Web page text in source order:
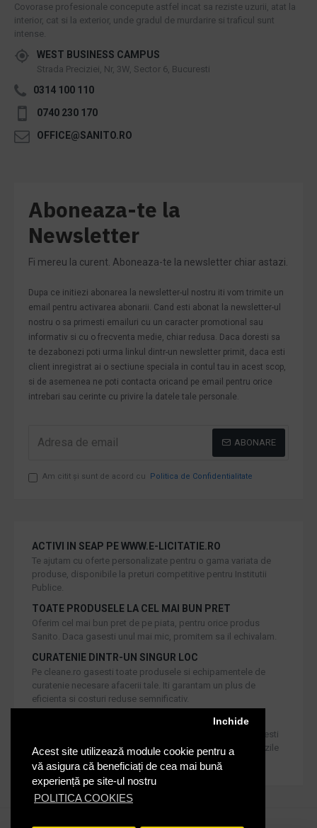
Acest site utilizează module cookie pentru a
vă asigura că beneficiați de cea mai bună
experiență pe site-ul nostru
POLITICA COOKIES
Inchide
Covorase profesionale concepute astfel incat sa reziste uzurii, atat la
interior, cat si la exterior, unde gradul de murdarire si traficul sunt
intense.
WEST BUSINESS CAMPUS
Strada Preciziei, Nr, 3W, Sector 6, Bucuresti
0314 100 110
0740 230 170
OFFICE@SANITO.RO
Aboneaza-te la
Newsletter
Fi mereu la curent. Aboneaza-te la newsletter chiar astazi.
Dupa ce initiezi abonarea la newsletter-ul nostru iti vom trimite un
email pentru activarea abonarii. Cand esti abonat la newsletter-ul
nostru o sa primesti emailuri cu un caracter promotional sau
informativ si cu o frecventa medie, chiar redusa. Daca doresti sa
te dezabonezi poti urma linkul dintr-un newsletter primit, daca esti
client inregistrat ai o sectiune speciala in contul tau in acest scop,
si de asemenea ne poti contacta oricand pe email pentru orice
intrebari sau cerinte cu privire la datele tale personale.
ABONARE
Am citit şi sunt de acord cu Politica de Confidentialitate
ACTIVI IN SEAP PE WWW.E-LICITATIE.RO
Te ajutam cu oferte personalizate pentru o gama variata de
produse, disponibile la preturi competitive pentru Institutii
Publice.
TOATE PRODUSELE LA CEL MAI BUN PRET
Oferim cel mai bun pret de pe piata, pentru orice produs
Sanito. Daca gasesti unul mai mic, promitem sa il echivalam.
CURATENIE DINTR-UN SINGUR LOC
Pe cleane.ro gasesti toate produsele si echipamentele de
curatenie necesare afacerii tale. Iti garantam un plus de
eficienta si costuri reduse semnificativ.
Iti oferim produse de cea mai inalta calitate, dar daca doresti
inlocuirea sau returnarea lor, noi asiguram returul in 30 de zile
de la achizitie catre consumatori.